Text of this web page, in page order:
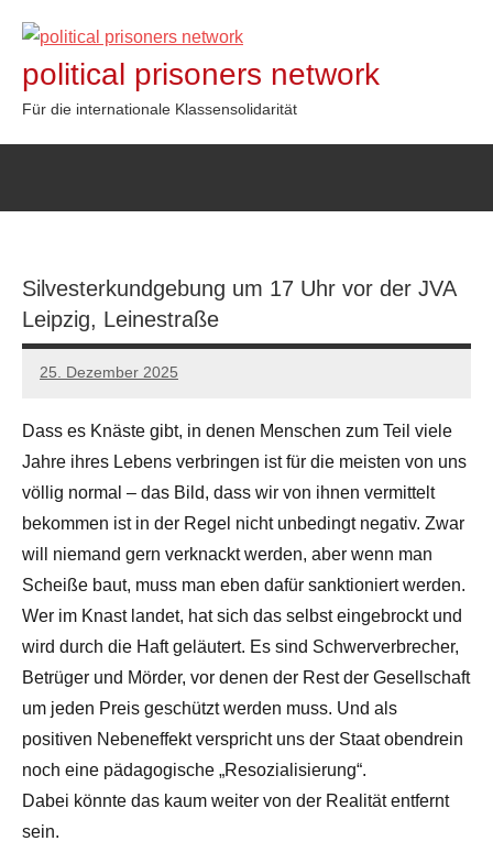
Inhalt
springen
political prisoners network
Für die internationale Klassensolidarität
Silvesterkundgebung um 17 Uhr vor der JVA
Leipzig, Leinestraße
25. Dezember 2025
network
Dass es Knäste gibt, in denen Menschen zum Teil viele
Jahre ihres Lebens verbringen ist für die meisten von uns
völlig normal – das Bild, dass wir von ihnen vermittelt
bekommen ist in der Regel nicht unbedingt negativ. Zwar
will niemand gern verknackt werden, aber wenn man
Scheiße baut, muss man eben dafür sanktioniert werden.
Wer im Knast landet, hat sich das selbst eingebrockt und
wird durch die Haft geläutert. Es sind Schwerverbrecher,
Betrüger und Mörder, vor denen der Rest der Gesellschaft
um jeden Preis geschützt werden muss. Und als
positiven Nebeneffekt verspricht uns der Staat obendrein
noch eine pädagogische „Resozialisierung“.
Dabei könnte das kaum weiter von der Realität entfernt
sein.